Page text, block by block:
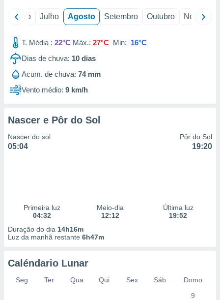
estudos
de
Junho Julho Agosto Setembro Outubro Novembro
T. Média : 22°C Máx.: 27°C Min: 16°C
Dias de chuva: 10 dias
Acum. de chuva: 74 mm
Vento médio: 9 km/h
Nascer e Pôr do Sol
Nascer do sol
05:04
Pôr do Sol
19:20
Primeira luz
04:32
Meio-dia
12:12
Última luz
19:52
Duração do dia 14h16m
Luz da manhã restante 6h47m
Caléndario Lunar
Seg Ter Qua Qui Sex Sáb
Domo
9